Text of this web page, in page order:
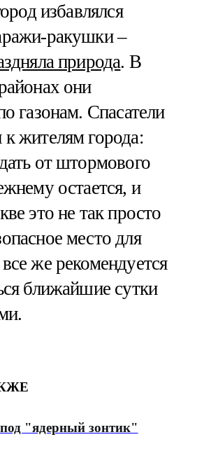
избавлялся
ракушки –
природа. В
они
газонам. Спасатели
жителям города:
от штормового
остается, и
это не так просто
место для
же рекомендуется
ближайшие сутки
"ядерный зонтик"